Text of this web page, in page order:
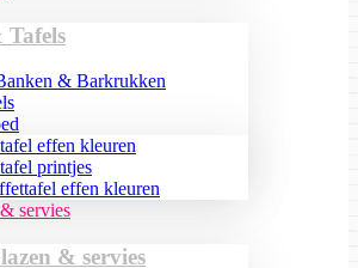
Tafels
& Barkrukken
effen kleuren
printjes
effen kleuren
servies
& servies